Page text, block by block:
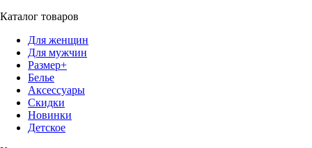
Каталог товаров
Для женщин
Для мужчин
Размер+
Белье
Аксессуары
Скидки
Новинки
Детское